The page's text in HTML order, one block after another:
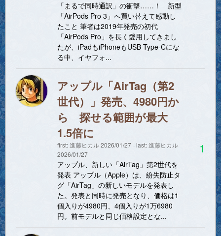
「まるで同時通訳」の衝撃……！ 新型
「AirPods Pro 3」へ買い替えて感動し
たこと 筆者は2019年発売の初代
「AirPods Pro」を長く愛用してきまし
たが、iPadもiPhoneもUSB Type-Cにな
る中、イヤフォ...
アップル「AirTag（第2
世代）」発売、4980円か
ら 探せる範囲が最大
1.5倍に
first:進藤ヒカル2026/01/27 last:進藤ヒカル
2026/01/27
アップル、新しい「AirTag」第2世代を
発表 アップル（Apple）は、紛失防止タ
グ「AirTag」の新しいモデルを発表し
た。発表と同時に発売となり、価格は1
個入りが4980円、4個入りが1万6980
円。前モデルと同じ価格設定とな...
1